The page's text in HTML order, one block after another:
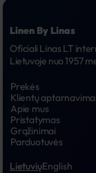
Linen By Linas
Oficiali Linas LT
Lietuvoje nuo 1957
Prekės
Klientų
Apie mus
Pristatymas
Grąžinimai
Parduotuvės
LietuviųEnglish